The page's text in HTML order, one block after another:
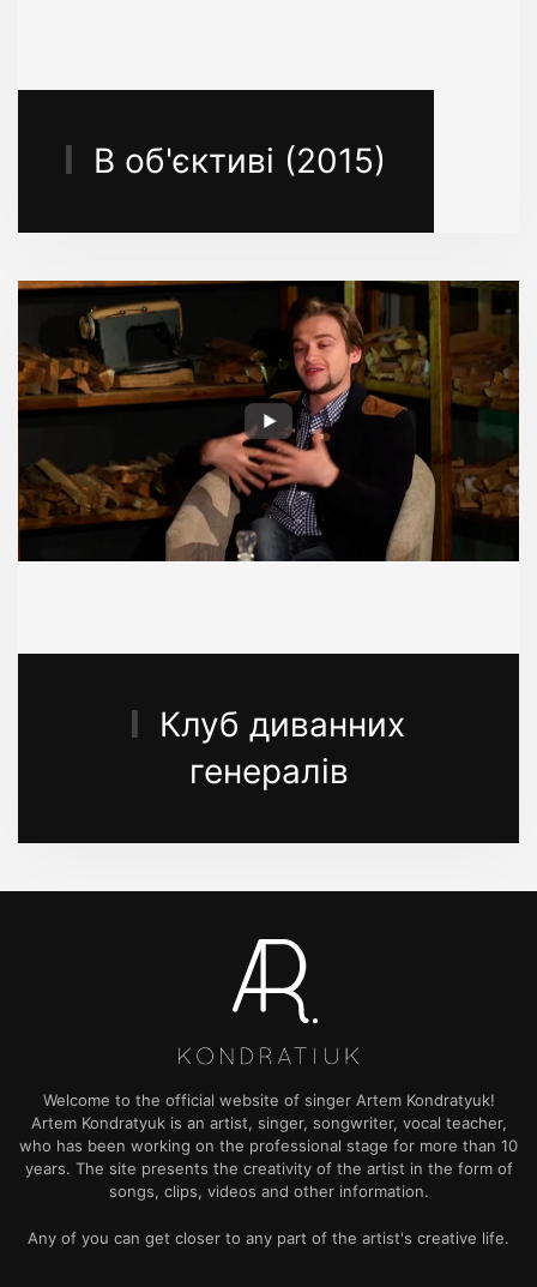
В об'єктиві (2015)
Клуб диванних
генералів
Welcome to the official website of singer Artem Kondratyuk!
Artem Kondratyuk is an artist, singer, songwriter, vocal teacher,
who has been working on the professional stage for more than 10
years. The site presents the creativity of the artist in the form of
songs, clips, videos and other information.
Any of you can get closer to any part of the artist's creative life.